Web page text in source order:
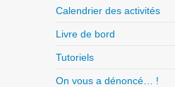
Calendrier des activités
Livre de bord
Tutoriels
On vous a dénoncé… !